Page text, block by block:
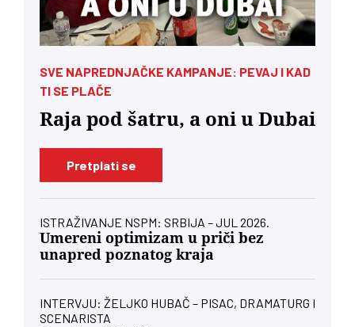
SVE NAPREDNJAČKE KAMPANJE: PEVAJ I KAD
TI SE PLAČE
Raja pod šatru, a oni u Dubai
Pretplati se
ISTRAŽIVANJE NSPM: SRBIJA – JUL 2026.
Umereni optimizam u priči bez
unapred poznatog kraja
INTERVJU: ŽELJKO HUBAČ – PISAC, DRAMATURG I
SCENARISTA